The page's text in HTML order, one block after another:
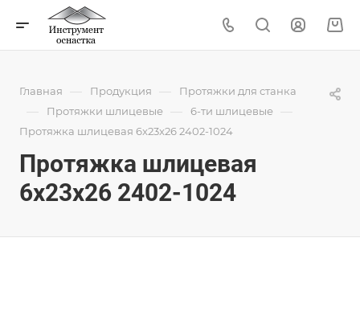
Главная — Продукция — Протяжки для станка
— Протяжки шлицевые — 6-ти шлицевые —
Протяжка шлицевая 6x23x26 2402-1024
Протяжка шлицевая
6x23x26 2402-1024